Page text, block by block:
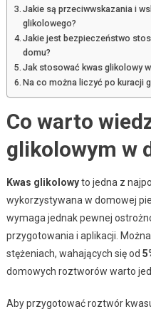
Jakie są przeciwwskazania i
glikolowego?
Jakie jest bezpieczeństwo
domu?
Jak stosować kwas glikolowy
Na co można liczyć po kuracji
Co warto
glikolowym w
Kwas glikolowyto jedna z
wykorzystywana w domowej
wymaga jednak pewnej
przygotowania i aplikacji.
stężeniach, wahających się od
domowych roztworów warto
Aby przygotować roztwór